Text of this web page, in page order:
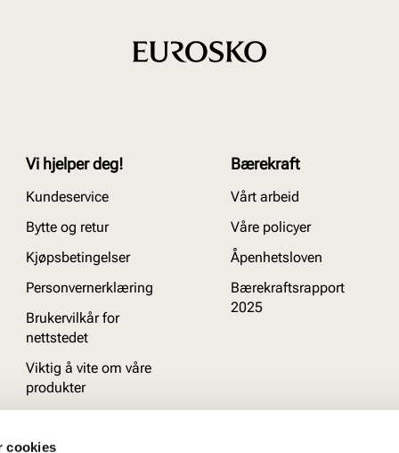
cookies
Vi hjelper deg!
Kundeservice
Bytte og retur
Kjøpsbetingelser
Personvernerklæring
Brukervilkår for
nettstedet
Viktig å vite om våre
produkter
Bærekraft
Vårt arbeid
Våre policyer
Åpenhetsloven
Bærekraftsrapport
2025